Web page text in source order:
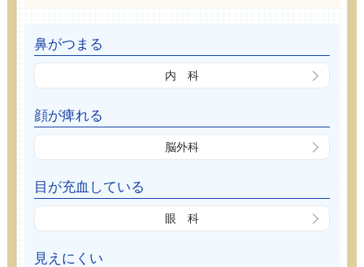
鼻がつまる
内 科
顔が痺れる
脳外科
目が充血している
眼 科
見えにくい